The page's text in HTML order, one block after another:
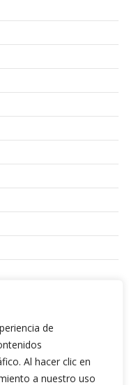
de
Al hacer clic en
a nuestro uso